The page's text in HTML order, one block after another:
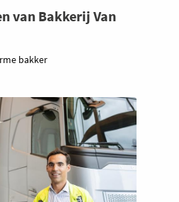
van Bakkerij Van
bakker